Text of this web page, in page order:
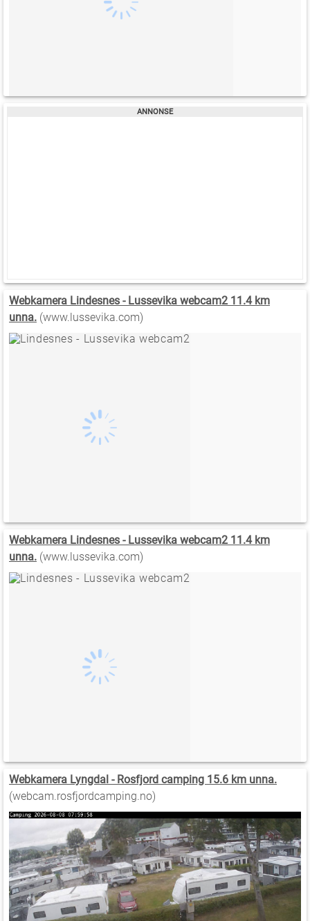
Webkamera Lindesnes - Lussevika webcam2 11.4 km
unna. (www.lussevika.com)
Webkamera Lindesnes - Lussevika webcam2 11.4 km
unna. (www.lussevika.com)
Webkamera Lyngdal - Rosfjord camping 15.6 km unna.
(webcam.rosfjordcamping.no)